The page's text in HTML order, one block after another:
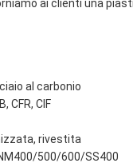
ai clienti una
al carbonio
CFR, CIF
rivestita
500/600/SS400